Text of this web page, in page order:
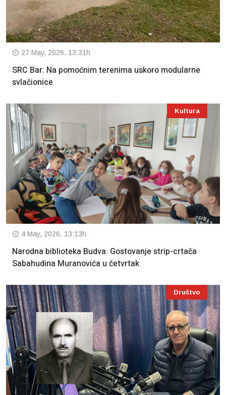
27 May, 2026. 13:31h
SRC Bar: Na pomoćnim terenima uskoro modularne
svlačionice
Kultura
4 May, 2026. 13:13h
Narodna biblioteka Budva: Gostovanje strip-crtača
Sabahudina Muranovića u četvrtak
Društvo